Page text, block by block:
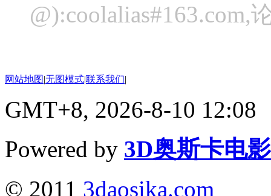
网站地图|无图模式|联系我们|
GMT+8, 2026-8-10 12:08
Powered by 3D奥斯卡电
© 2011 3daosika.com